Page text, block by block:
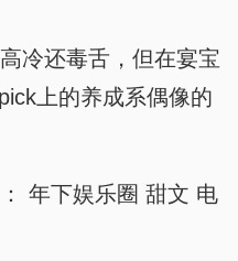
冷还毒舌，但在宴宝
上的养成系偶像的
年下娱乐圈 甜文 电